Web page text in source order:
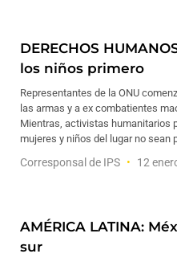
DERECHOS
los niños primero
Representantes de la ONU
las armas y a ex combatientes
Mientras, activistas humanitarios
mujeres y niños del lugar no sean
Corresponsal de IPS 12
AMÉRICA LATINA:
sur